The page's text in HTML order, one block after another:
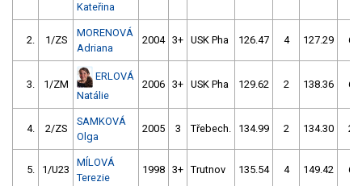
Kateřina
2. 1/ZS
MORENOVÁ
Adriana
2004 3+ USK Pha 126.47 4 127.29 6
3. 1/ZM
ERLOVÁ
Natálie
2006 3+ USK Pha 129.62 2 138.36 6
4. 2/ZS
SAMKOVÁ
Olga
2005 3 Třebech. 134.99 2 134.30 2
5. 1/U23
MÍLOVÁ
Terezie
1998 3+ Trutnov 135.54 4 149.42 6